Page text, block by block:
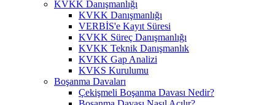
KVKK Danışmanlığı
KVKK Danışmanlığı
VERBİS'e Kayıt Süresi
KVKK Süreç Danışmanlığı
KVKK Teknik Danışmanlık
KVKK Gap Analizi
KVKS Kurulumu
Boşanma Davaları
Çekişmeli Boşanma Davası Nedir?